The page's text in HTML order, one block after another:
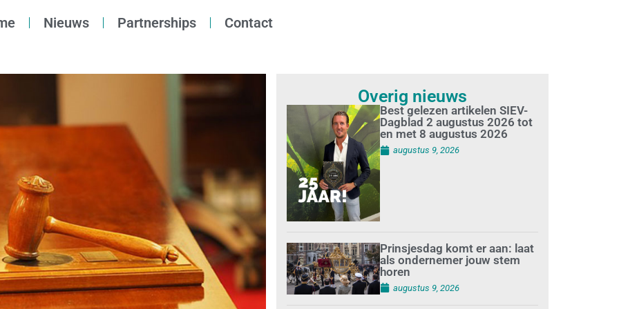
Nieuws Partnerships Contact
Overig nieuws
Best gelezen artikelen SIEV-
Dagblad 2 augustus 2026 tot
en met 8 augustus 2026
augustus 9, 2026
Prinsjesdag komt er aan: laat
als ondernemer jouw stem
horen
augustus 9, 2026